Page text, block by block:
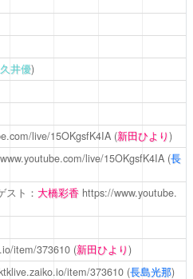
井優)
live/15OKgsfK4IA (新田ひより)
live/15OKgsfK4IA (長
スト： 大橋彩香 https://www.youtube.
item/373610 (新田ひより)
item/373610 (長島光那)